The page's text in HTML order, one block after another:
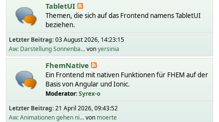
TabletUI
Themen, die sich auf das Frontend namens TabletUI
beziehen.
Letzter Beitrag:03 August 2026, 14:23:15
Aw: Darstellung Sonnenba...vonyersinia
FhemNative
Ein Frontend mit nativen Funktionen für FHEM auf der
Basis von Angular und Ionic.
Moderator:Syrex-o
Letzter Beitrag:21 April 2026, 09:43:52
Aw: Animationen gehen ni...von moerte